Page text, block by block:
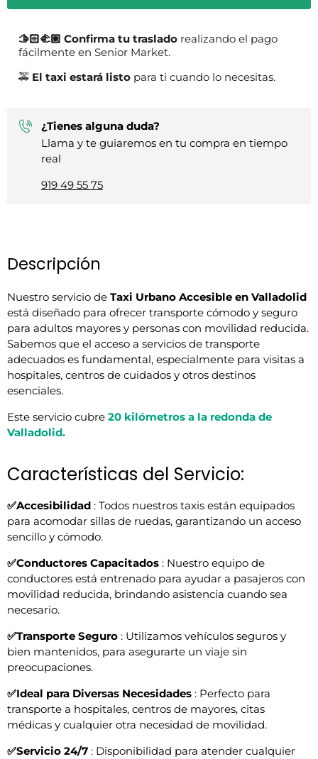
🫱🏻‍🫲🏼 Confirma tu traslado realizando el pago
fácilmente en Senior Market.
🚕 El taxi estará listo para ti cuando lo necesitas.
¿Tienes alguna duda?
Llama y te guiaremos en tu compra en tiempo
real
919 49 55 75
Descripción
Nuestro servicio de Taxi Urbano Accesible en Valladolid
está diseñado para ofrecer transporte cómodo y seguro
para adultos mayores y personas con movilidad reducida.
Sabemos que el acceso a servicios de transporte
adecuados es fundamental, especialmente para visitas a
hospitales, centros de cuidados y otros destinos
esenciales.
Este servicio cubre 20 kilómetros a la redonda de
Valladolid.
Características del Servicio:
✅Accesibilidad : Todos nuestros taxis están equipados
para acomodar sillas de ruedas, garantizando un acceso
sencillo y cómodo.
✅Conductores Capacitados : Nuestro equipo de
conductores está entrenado para ayudar a pasajeros con
movilidad reducida, brindando asistencia cuando sea
necesario.
✅Transporte Seguro : Utilizamos vehículos seguros y
bien mantenidos, para asegurarte un viaje sin
preocupaciones.
✅Ideal para Diversas Necesidades : Perfecto para
transporte a hospitales, centros de mayores, citas
médicas y cualquier otra necesidad de movilidad.
✅Servicio 24/7 : Disponibilidad para atender cualquier